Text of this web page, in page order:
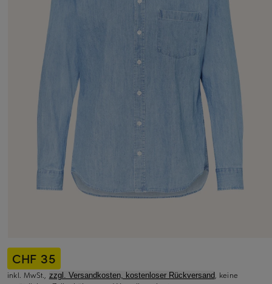
CHF 35
inkl. MwSt., zzgl. Versandkosten, kostenloser Rückversand, keine